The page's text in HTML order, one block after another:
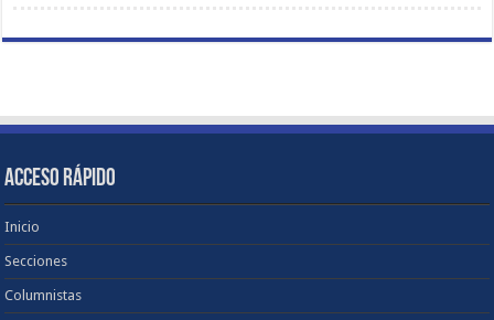
ACCESO RÁPIDO
Inicio
Secciones
Columnistas